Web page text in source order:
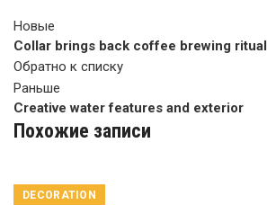
Новые
Collar brings back coffee brewing ritual
Обратно к списку
Раньше
Creative water features and exterior
Похожие записи
DECORATION